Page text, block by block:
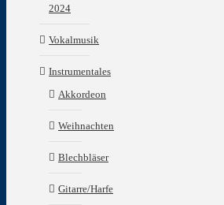
2024
Vokalmusik
Instrumentales
Akkordeon
Weihnachten
Blechbläser
Gitarre/Harfe